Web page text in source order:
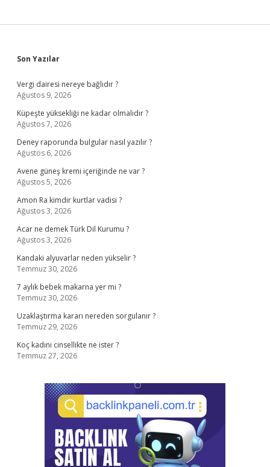
Sidebar
Son Yazılar
Vergi dairesi nereye bağlıdır ?
Ağustos 9, 2026
Küpeşte yüksekliği ne kadar olmalıdır ?
Ağustos 7, 2026
Deney raporunda bulgular nasıl yazılır ?
Ağustos 6, 2026
Avene güneş kremi içeriğinde ne var ?
Ağustos 5, 2026
Amon Ra kimdir kurtlar vadisi ?
Ağustos 3, 2026
Acar ne demek Türk Dil Kurumu ?
Ağustos 3, 2026
Kandaki alyuvarlar neden yükselir ?
Temmuz 30, 2026
7 aylık bebek makarna yer mi ?
Temmuz 30, 2026
Uzaklaştırma kararı nereden sorgulanır ?
Temmuz 29, 2026
Koç kadını cinsellikte ne ister ?
Temmuz 27, 2026